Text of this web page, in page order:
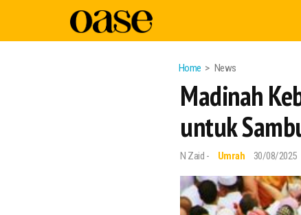
Home News
Madinah
untuk
N Zaid - Umrah 30/08/2025